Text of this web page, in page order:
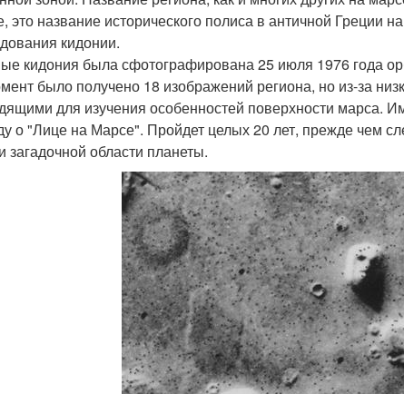
это название исторического полиса в античной Греции
кидонии.
кидония была сфотографирована 25 июля 1976 года
было получено 18 изображений региона, но из-за
для изучения особенностей поверхности марса.
о "Лице на Марсе". Пройдет целых 20 лет, прежде чем
загадочной области планеты.